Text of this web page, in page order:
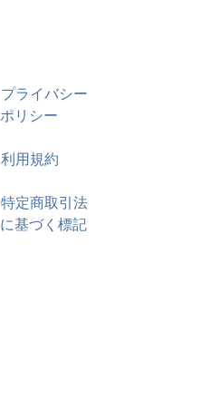
プライバシー
ポリシー
利用規約
特定商取引法
に基づく標記